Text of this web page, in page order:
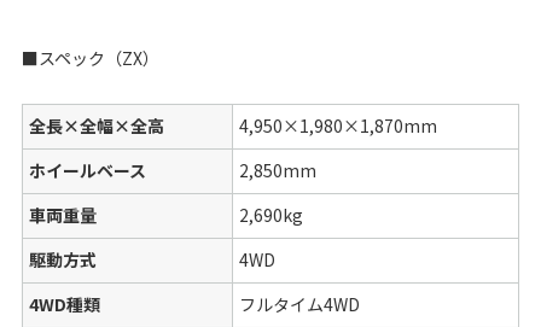
■スペック（ZX）
全長×全幅×全高
4,950×1,980×1,870mm
ホイールベース
2,850mm
車両重量
2,690kg
駆動方式
4WD
4WD種類
フルタイム4WD